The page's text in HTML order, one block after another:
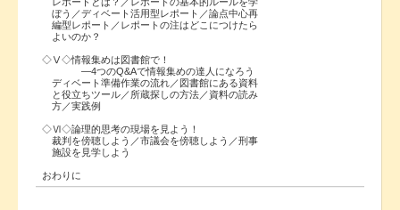
ぼう／ディベート活用型レポート／論点中心再
編型レポート／レポートの注はどこにつけたら
よいのか？
◇Ⅴ◇情報集めは図書館で！
―4つのQ&Aで情報集めの達人になろう
ディベート準備作業の流れ／図書館にある資料
と役立ちツール／所蔵探しの方法／資料の読み
方／実践例
◇Ⅵ◇論理的思考の現場を見よう！
裁判を傍聴しよう／市議会を傍聴しよう／刑事
施設を見学しよう
おわりに